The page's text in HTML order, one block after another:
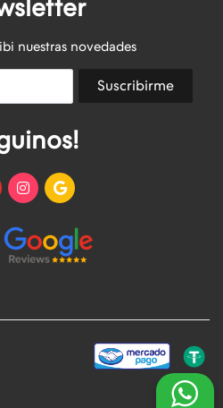
nuestras novedades
Suscribirme